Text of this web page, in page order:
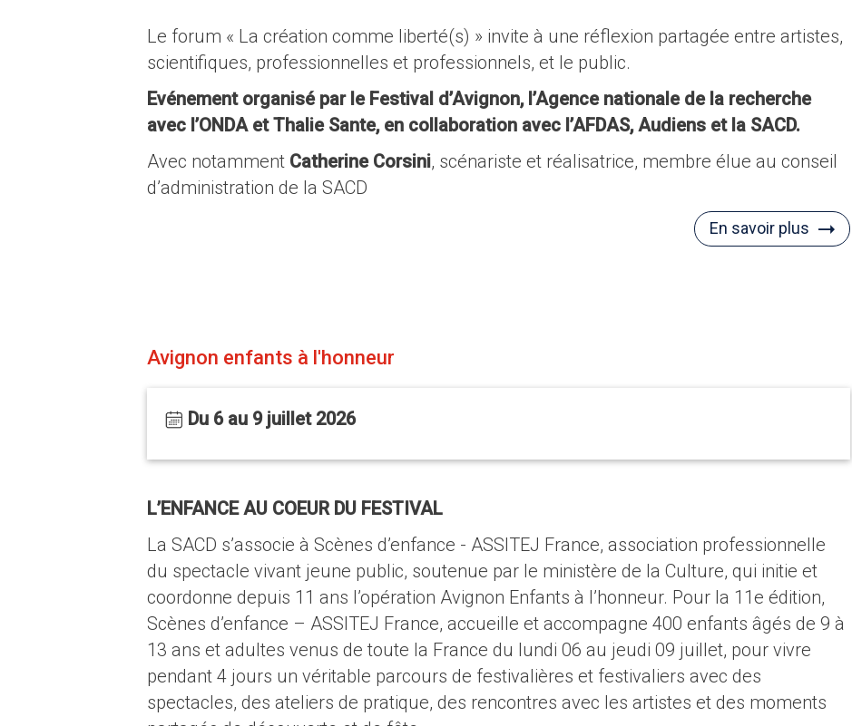
Le forum « La création comme liberté(s) » invite à une réflexion partagée entre artistes,
scientifiques, professionnelles et professionnels, et le public.
Evénement organisé par le Festival d’Avignon, l’Agence nationale de la recherche
avec l’ONDA et Thalie Sante, en collaboration avec l’AFDAS, Audiens et la SACD.
Avec notamment Catherine Corsini, scénariste et réalisatrice, membre élue au conseil
d’administration de la SACD
En savoir plus
Avignon enfants à l'honneur
Du 6 au 9 juillet 2026
L’ENFANCE AU COEUR DU FESTIVAL
La SACD s’associe à Scènes d’enfance - ASSITEJ France, association professionnelle
du spectacle vivant jeune public, soutenue par le ministère de la Culture, qui initie et
coordonne depuis 11 ans l’opération Avignon Enfants à l’honneur. Pour la 11e édition,
Scènes d’enfance – ASSITEJ France, accueille et accompagne 400 enfants âgés de 9 à
13 ans et adultes venus de toute la France du lundi 06 au jeudi 09 juillet, pour vivre
pendant 4 jours un véritable parcours de festivalières et festivaliers avec des
spectacles, des ateliers de pratique, des rencontres avec les artistes et des moments